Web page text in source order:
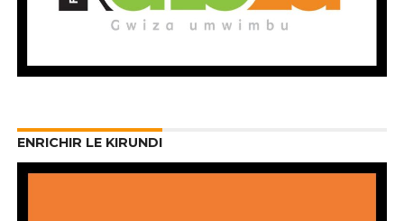
ENRICHIR LE KIRUNDI